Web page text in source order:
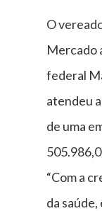
O
Mercado
federal
atendeu
de uma
“Com a
da